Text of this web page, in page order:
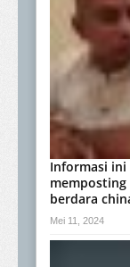
Informasi ini
berdara
Mei 11, 2024